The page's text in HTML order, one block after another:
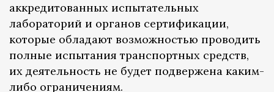
аккредитованных испытательных
лабораторий и органов сертификации,
которые обладают возможностью проводить
полные испытания транспортных средств,
их деятельность не будет подвержена каким-
либо ограничениям.